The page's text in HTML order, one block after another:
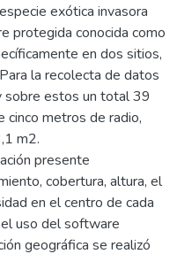
exótica invasora
protegida conocida como
en dos sitios,
la recolecta de datos
sobre estos un total 39
cinco metros de radio,
m2.
presente
cobertura, altura, el
en el centro de cada
uso del software
geográfica se realizó